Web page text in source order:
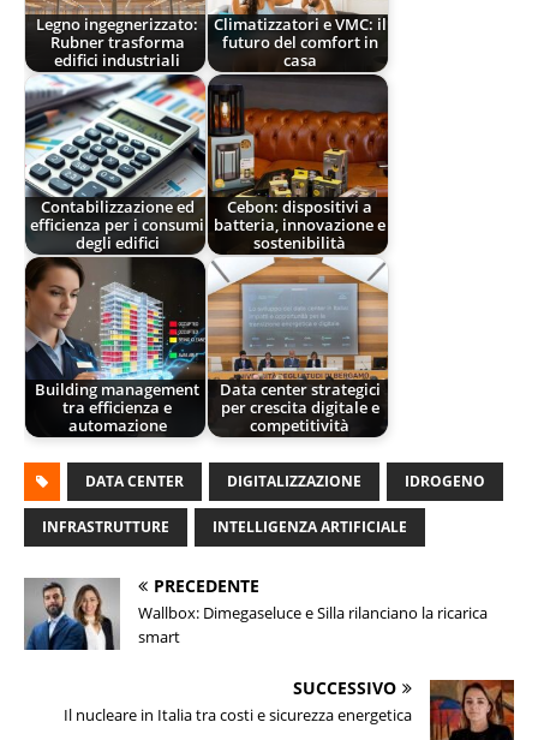
Legno ingegnerizzato:
Rubner trasforma
edifici industriali
Climatizzatori e VMC: il
futuro del comfort in
casa
Contabilizzazione ed
efficienza per i consumi
degli edifici
Cebon: dispositivi a
batteria, innovazione e
sostenibilità
Building management
tra efficienza e
automazione
Data center strategici
per crescita digitale e
competitività
DATA CENTER DIGITALIZZAZIONE IDROGENO
INFRASTRUTTURE INTELLIGENZA ARTIFICIALE
PRECEDENTE
Wallbox: Dimegaseluce e Silla rilanciano la ricarica
smart
SUCCESSIVO
Il nucleare in Italia tra costi e sicurezza energetica